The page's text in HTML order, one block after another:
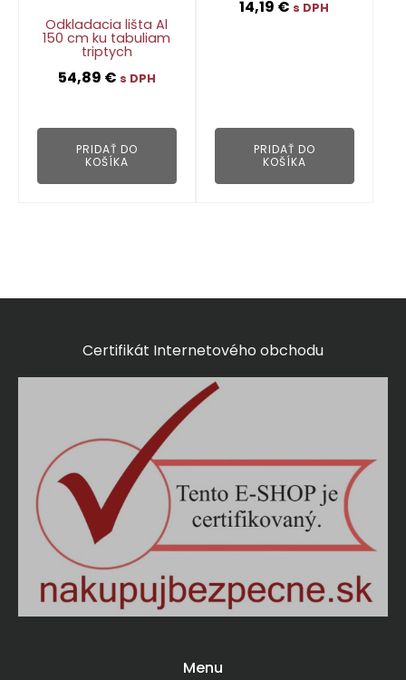
Odkladacia lišta Al
150 cm ku tabuliam
triptych
54,89 € s DPH
PRIDAŤ DO
KOŠÍKA
14,19 € s DPH
PRIDAŤ DO
KOŠÍKA
Certifikát Internetového obchodu
Menu